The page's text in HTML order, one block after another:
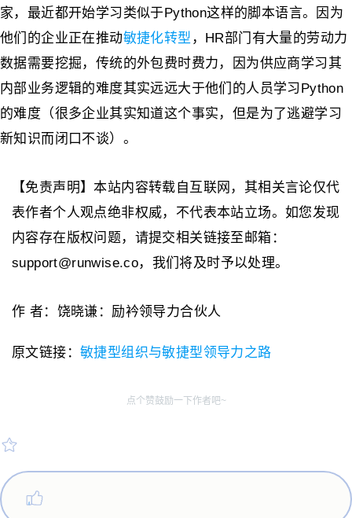
家，最近都开始学习类似于Python这样的脚本语言。因为
他们的企业正在推动敏捷化转型 ，HR部门有大量的劳动力
数据需要挖掘，传统的外包费时费力，因为供应商学习其
内部业务逻辑的难度其实远远大于他们的人员学习Python
的难度（很多企业其实知道这个事实，但是为了逃避学习
新知识而闭口不谈）。
【免责声明】本站内容转载自互联网，其相关言论仅代
表作者个人观点绝非权威，不代表本站立场。如您发现
内容存在版权问题，请提交相关链接至邮箱：
support@runwise.co，我们将及时予以处理。
作 者：饶晓谦：励衿领导力合伙人
原文链接： 敏捷型组织与敏捷型领导力之路
点个赞鼓励一下作者吧~